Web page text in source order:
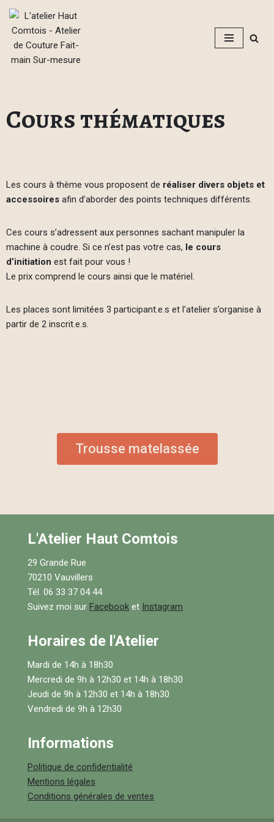
Aller
au
contenu
Cours thématiques
Les cours à thème vous proposent de réaliser divers objets et
accessoires afin d’aborder des points techniques différents.
Ces cours s’adressent aux personnes sachant manipuler la
machine à coudre. Si ce n’est pas votre cas, le cours
d’initiation est fait pour vous !
Le prix comprend le cours ainsi que le matériel.
Les places sont limitées 3 participant.e.s et l’atelier s’organise à
partir de 2 inscrit.e.s.
Trousse matelassée
L'Atelier Haut Comtois
29 Grande Rue
70210 Vauvillers
Tél. 06 33 37 04 44
Suivez moi sur Facebook et Instagram
Horaires de l'Atelier
Mardi de 14h à 18h30
Mercredi de 9h à 12h30 et 14h à 18h30
Jeudi de 9h à 12h30 et 14h à 18h30
Vendredi de 9h à 12h30
Informations
Politique de confidentialité
Mentions légales
Conditions générales de ventes